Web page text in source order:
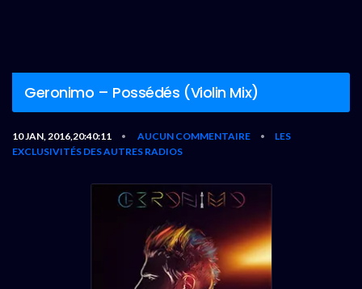
Geronimo – Possédés (Violin Mix)
10 JAN, 2016,20:40:11 • AUCUN COMMENTAIRE •
LES
EXCLUSIVITÉS DES AUTRES RADIOS